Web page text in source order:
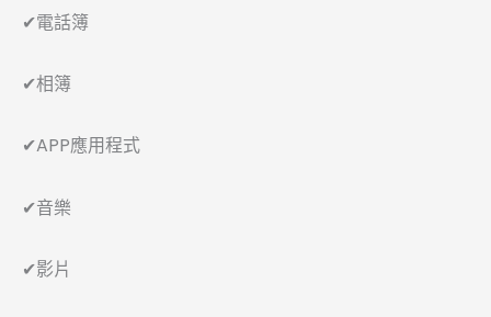
✔電話簿
✔相簿
✔APP應用程式
✔音樂
✔影片